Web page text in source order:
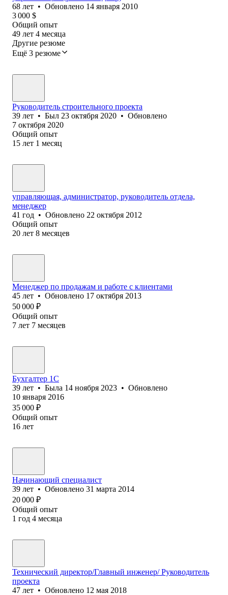
68 лет • Обновлено 14 января 2010
3 000 $
Общий опыт
49 лет 4 месяца
Другие резюме
Ещё 3 резюме
Руководитель строительного проекта
39 лет • Был 23 октября 2020 • Обновлено
7 октября 2020
Общий опыт
15 лет 1 месяц
управляющая, администратор, руководитель отдела,
менеджер
41 год • Обновлено 22 октября 2012
Общий опыт
20 лет 8 месяцев
Менеджер по продажам и работе с клиентами
45 лет • Обновлено 17 октября 2013
50 000 ₽
Общий опыт
7 лет 7 месяцев
Бухгалтер 1C
39 лет • Была 14 ноября 2023 • Обновлено
10 января 2016
35 000 ₽
Общий опыт
16 лет
Начинающий специалист
39 лет • Обновлено 31 марта 2014
20 000 ₽
Общий опыт
1 год 4 месяца
Технический директор/Главный инженер/ Руководитель
проекта
47 лет • Обновлено 12 мая 2018